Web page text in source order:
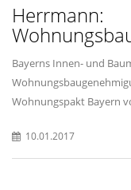
Herrmann:
Bayerns Innen- und
Wohnungspakt Bayern
10.01.2017